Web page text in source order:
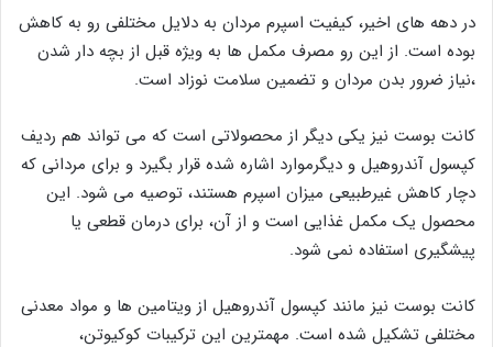
در دهه های اخیر، کیفیت اسپرم مردان به دلایل مختلفی رو به کاهش
بوده است. از این رو مصرف مکمل ها به ویژه قبل از بچه دار شدن
،نیاز ضرور بدن مردان و تضمین سلامت نوزاد است.
کانت بوست نیز یکی دیگر از محصولاتی است که می تواند هم ردیف
کپسول آندروهیل و دیگرموارد اشاره شده قرار بگیرد و برای مردانی که
دچار کاهش غیرطبیعی میزان اسپرم هستند، توصیه می شود. این
محصول یک مکمل غذایی است و از آن، برای درمان قطعی یا
پیشگیری استفاده نمی شود.
کانت بوست نیز مانند کپسول آندروهیل از ویتامین ها و مواد معدنی
مختلفی تشکیل شده است. مهمترین این ترکیبات کوکیوتن،